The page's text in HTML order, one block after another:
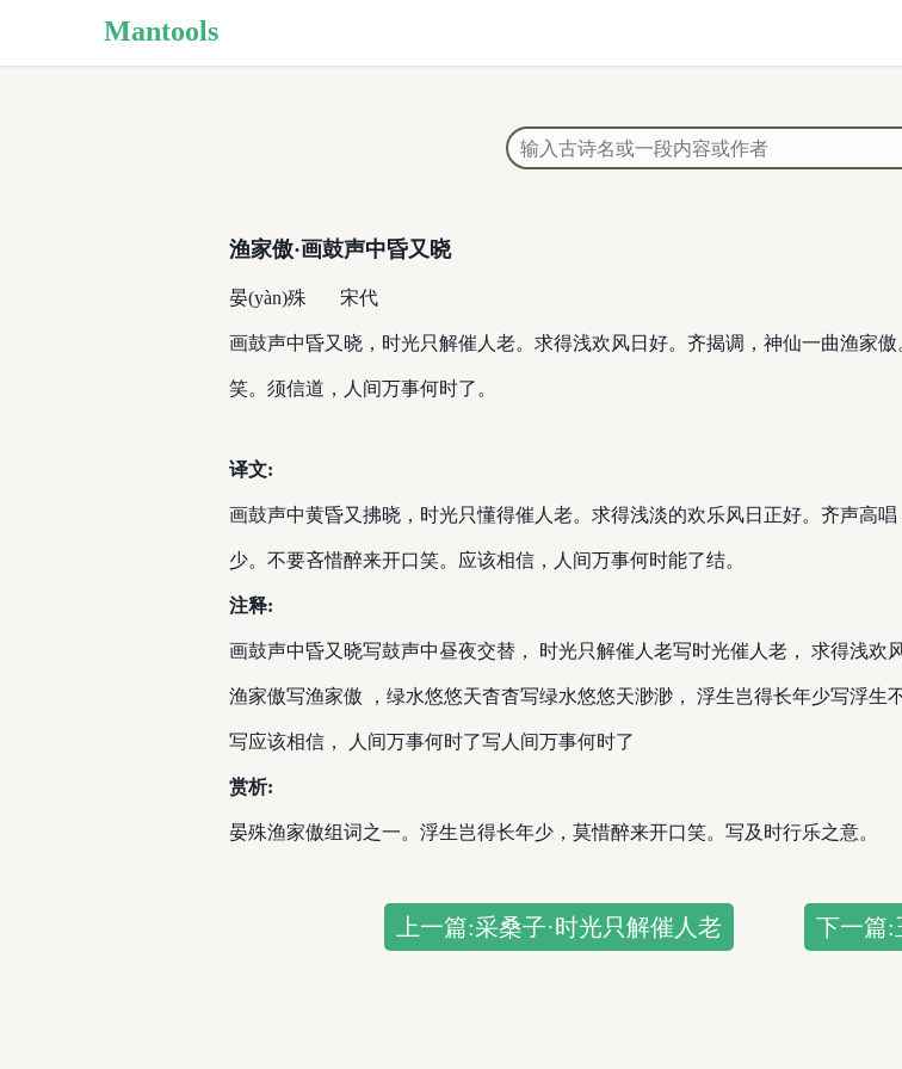
Mantools
渔家傲·画鼓声中昏又晓
晏(yàn)殊 宋代
画鼓声中昏又晓，时光只解催人老。求得浅欢风日好。齐揭调，神仙一曲渔家
笑。须信道，人间万事何时了。
译文:
画鼓声中黄昏又拂晓，时光只懂得催人老。求得浅淡的欢乐风日正好。齐声高
少。不要吝惜醉来开口笑。应该相信，人间万事何时能了结。
注释:
画鼓声中昏又晓写鼓声中昼夜交替， 时光只解催人老写时光催人老， 求得浅欢
渔家傲写渔家傲 ，绿水悠悠天杳杳写绿水悠悠天渺渺， 浮生岂得长年少写浮生
写应该相信， 人间万事何时了写人间万事何时了
赏析:
晏殊渔家傲组词之一。浮生岂得长年少，莫惜醉来开口笑。写及时行乐之意。
上一篇:采桑子·时光只解催人老 下一篇: